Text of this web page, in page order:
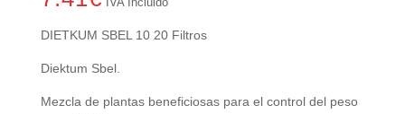
DIETKUM SBEL 10 20 Filtros
Diektum Sbel.
Mezcla de plantas beneficiosas para el control del peso